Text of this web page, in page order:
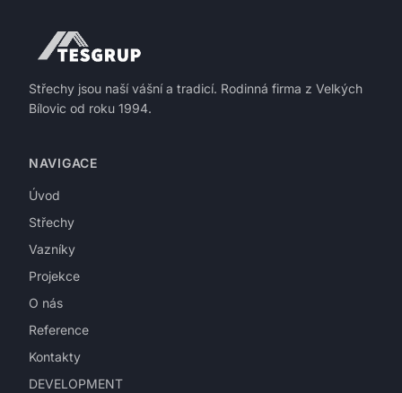
Střechy jsou naší vášní a tradicí. Rodinná firma z Velkých
Bílovic od roku 1994.
NAVIGACE
Úvod
Střechy
Vazníky
Projekce
O nás
Reference
Kontakty
DEVELOPMENT